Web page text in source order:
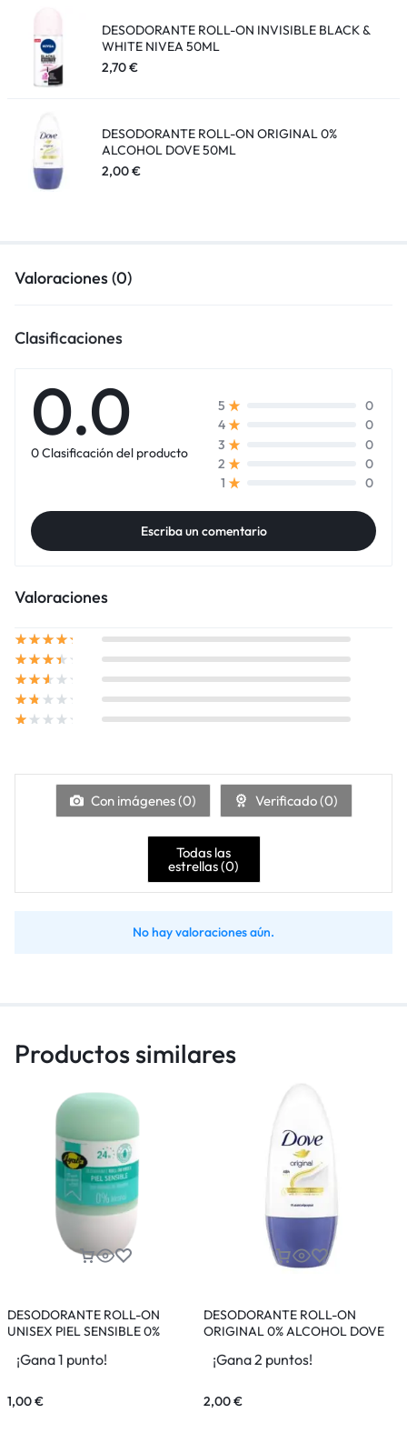
DESODORANTE ROLL-ON INVISIBLE BLACK &
WHITE NIVEA 50ML
2,70€
DESODORANTE ROLL-ON ORIGINAL 0%
ALCOHOL DOVE 50ML
2,00€
Valoraciones (0)
Clasificaciones
0.0
0 Clasificación del producto
5
0
4
0
3
0
2
0
1
0
Escriba un comentario
Valoraciones
Con imágenes (0) Verificado (0)
Todas las
estrellas (0)
No hay valoraciones aún.
Productos similares
DESODORANTE ROLL-ON
UNISEX PIEL SENSIBLE 0%
¡Gana 1 punto!
1,00€
DESODORANTE ROLL-ON
ORIGINAL 0% ALCOHOL DOVE
¡Gana 2 puntos!
2,00€